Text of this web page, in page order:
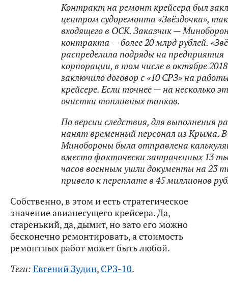
Контракт на ремонт крейсера был
центром судоремонта «Звёздочка»,
входящего в ОСК. Заказчик —
контракта — более 20 млрд рублей.
распределила подряды на предприятия
корпорации, в том числе в октябре
заключило договор с «10 СРЗ» на
крейсере. Если точнее — на несколько
очистки топливных танков.
По версии следствия, для выполнения
нанят временный персонал из Крыма. В
Минобороны была отправлена
вместо фактически затраченных 13
часов военным ушли документы на 23
привело к переплате в 45 миллионов
Собственно, в этом и есть стратегическое
значение авианесущего крейсера. Да,
старенький, да, дымит, но зато его можно
бесконечно ремонтировать, а стоимость
ремонтных работ может быть любой.
Теги: Евгений Зудин, СРЗ-10.